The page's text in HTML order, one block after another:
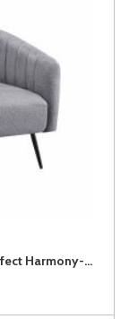
BELLISSIMO-2V (III gr.) dvivietė sofa (Perfect Harmony-85)